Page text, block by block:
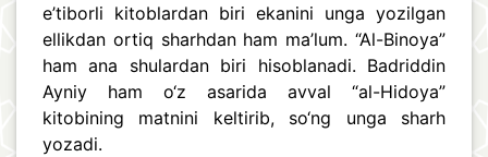
e’tiborli kitoblardan biri ekanini unga yozilgan
ellikdan ortiq sharhdan ham ma’lum. “Al-Binoya”
ham ana shulardan biri hisoblanadi. Badriddin
Ayniy ham o‘z asarida avval “al-Hidoya”
kitobining matnini keltirib, so‘ng unga sharh
yozadi.